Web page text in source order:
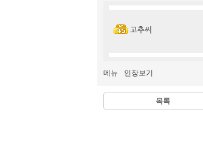
고추씨
메뉴 인장보기
목록